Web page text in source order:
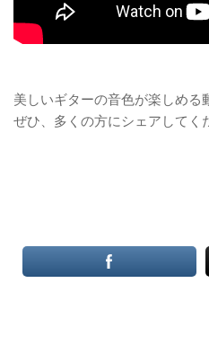
美しいギターの音色が楽しめる
ぜひ、多くの方にシェアしてく